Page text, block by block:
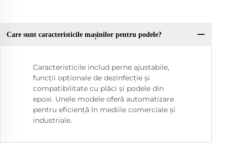
Care sunt caracteristicile mașinilor pentru podele?
Caracteristicile includ perne ajustabile,
funcții opționale de dezinfecție și
compatibilitate cu plăci și podele din
epoxi. Unele modele oferă automatizare
pentru eficiență în mediile comerciale și
industriale.